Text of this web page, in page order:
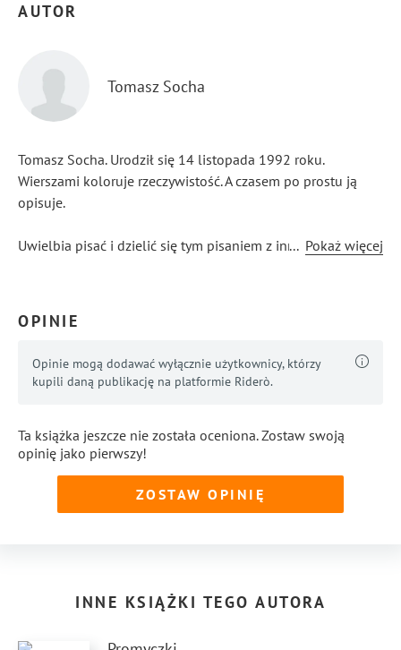
AUTOR
Tomasz Socha
Tomasz Socha. Urodził się 14 listopada 1992 roku.
Wierszami koloruje rzeczywistość. A czasem po prostu ją
opisuje.
Uwielbia pisać i dzielić się tym pisaniem z innymi.
... Pokaż więcej
OPINIE
Opinie mogą dodawać wyłącznie użytkownicy, którzy
kupili daną publikację na platformie Riderò.
Ta książka jeszcze nie została oceniona. Zostaw swoją
opinię jako pierwszy!
ZOSTAW OPINIĘ
INNE KSIĄŻKI TEGO AUTORA